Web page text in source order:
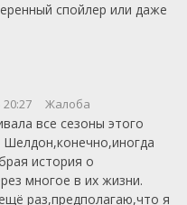
спойлер или даже
Жалоба
все сезоны этого
Шелдон,конечно,иногда
история о
многое в их жизни.
раз,предполагаю,что я